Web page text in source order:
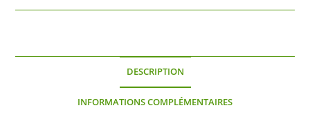
Madame
DESCRIPTION
INFORMATIONS COMPLÉMENTAIRES